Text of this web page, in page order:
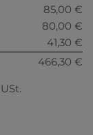
85,00 €
80,00 €
41,30 €
466,30 €